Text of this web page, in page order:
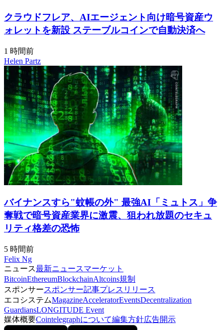
クラウドフレア、AIエージェント向け暗号資産ウ
ォレットを新設 ステーブルコインで自動決済へ
1 時間前
Helen Partz
バイナンスすら"蚊帳の外" 最強AI「ミュトス」争
奪戦で暗号資産業界に激震、狙われ放題のセキュ
リティ格差の恐怖
5 時間前
Felix Ng
ニュース最新ニュースマーケット
BitcoinEthereumBlockchainAltcoins規制
スポンサースポンサー記事プレスリリース
エコシステムMagazineAcceleratorEventsDecentralization
GuardiansLONGITUDE Event
媒体概要Cointelegraphについて編集方針広告開示